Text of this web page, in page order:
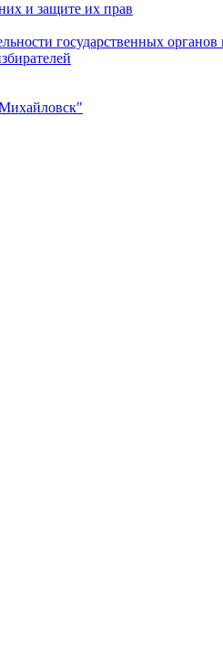
и защите их прав
государственных
Михайловск"